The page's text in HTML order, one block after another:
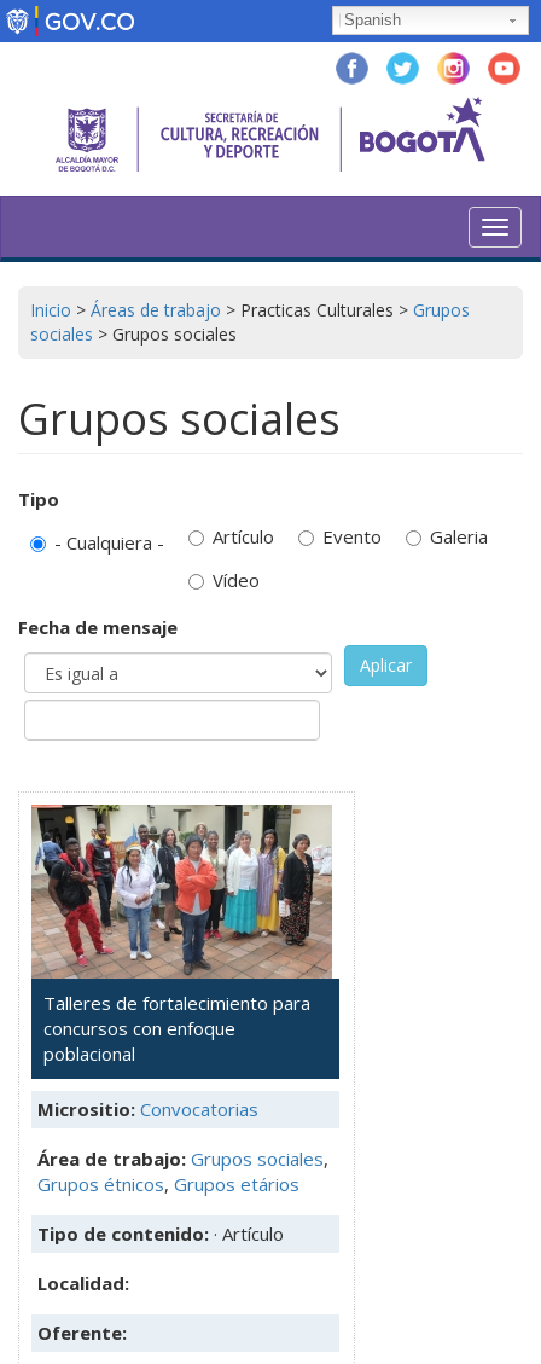
Pasar
al
Spanish
Inicio > Áreas de trabajo > Practicas Culturales > Grupos
sociales > Grupos sociales
Grupos sociales
Tipo
- Cualquiera -
Artículo Evento
Galeria
Vídeo
Fecha de mensaje
Aplicar
Talleres de fortalecimiento para
concursos con enfoque
poblacional
Micrositio: Convocatorias
Área de trabajo: Grupos sociales,
Grupos étnicos, Grupos etários
Tipo de contenido: · Artículo
Localidad:
Oferente: